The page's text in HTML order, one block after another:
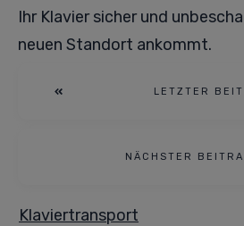
Ihr Klavier sicher und
neuen Standort ankommt.
LETZTER
NÄCHSTER
Klaviertransport